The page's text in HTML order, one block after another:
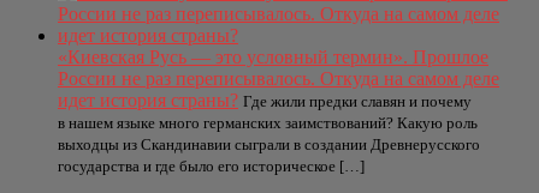
«Киевская Русь — это условный термин». Прошлое
России не раз переписывалось. Откуда на самом деле
идет история страны? Где жили предки славян и почему
в нашем языке много германских заимствований? Какую роль
выходцы из Скандинавии сыграли в создании Древнерусского
государства и где было его историческое […]